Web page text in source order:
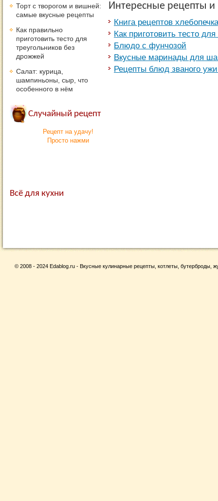
Интересные рецепты
Книга рецептов
Как приготовить тесто
Блюдо с фунчозой
Вкусные маринады для
Рецепты блюд званого
Торт с творогом и вишней:
самые вкусные рецепты
Как правильно
приготовить тесто для
треугольников без
дрожжей
Салат: курица,
шампиньоны, сыр, что
особенного в нём
Случайный рецепт
Рецепт на удачу!
Просто нажми
Всё для кухни
© 2008 - 2024 Edablog.ru - Вкусные кулинарные рецепты, котлеты, бутерброды,